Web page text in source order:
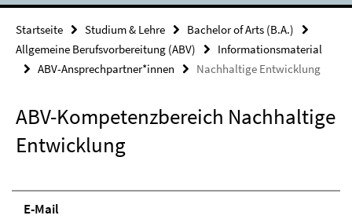
Startseite Studium & Lehre
Bachelor of Arts (B.A.)
Allgemeine Berufsvorbereitung (ABV)
Informationsmaterial
ABV-Ansprechpartner*innen
Nachhaltige Entwicklung
ABV-Kompetenzbereich Nachhaltige
Entwicklung
E-Mail